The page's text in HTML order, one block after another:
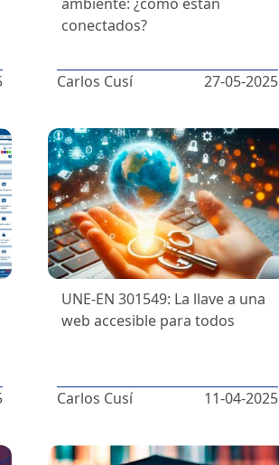
conectados?
Carlos Cusí 27-05-2025
UNE-EN 301549: La llave a una
web accesible para todos
Carlos Cusí 11-04-2025